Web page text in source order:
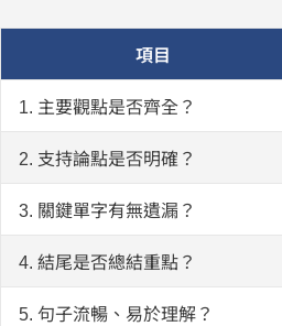
項目
1. 主要觀點是否齊全？
2. 支持論點是否明確？
3. 關鍵單字有無遺漏？
4. 結尾是否總結重點？
5. 句子流暢、易於理解？